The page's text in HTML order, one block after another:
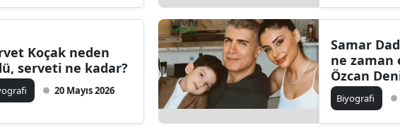
Koçak neden
serveti ne kadar?
20 Mayıs 2026
Samar
ne zaman
Özcan
nasıldır?
Biyografi